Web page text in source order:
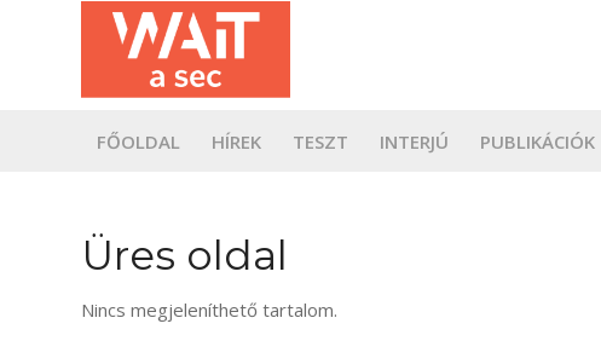
FŐOLDAL HÍREK TESZT INTERJÚ PUBLIKÁCIÓK
Üres oldal
Nincs megjeleníthető tartalom.